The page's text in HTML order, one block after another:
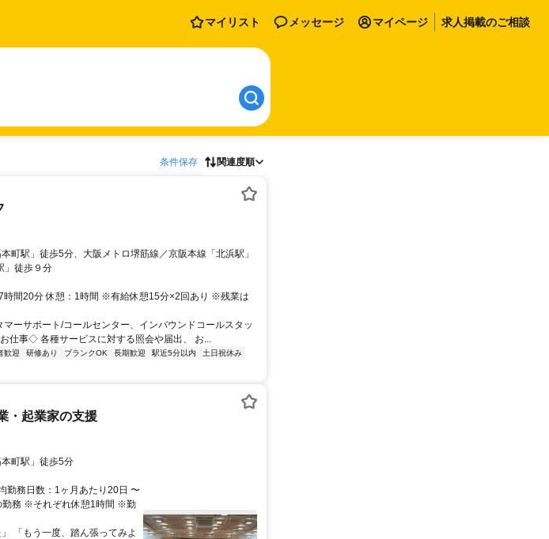
マイリスト メッセージ マイページ 求人掲載のご相談
条件保存 関連度順
町駅」徒歩5分、大阪メトロ堺筋線／京阪本線「北浜駅」
」徒歩９分
時間20分 休憩：1時間 ※有給休憩15分×2回あり ※残業は
ーサポート/コールセンター、インバウンドコールスタッ
仕事◇ 各種サービスに対する照会や届出、 お...
歓迎 研修あり ブランクOK 長期歓迎 駅近5分以内
土日祝休み
・起業家の支援
町駅」徒歩5分
勤務日数：1ヶ月あたり20日 〜
勤務 ※それぞれ休憩1時間 ※勤
「もう一度、踏ん張ってみよ